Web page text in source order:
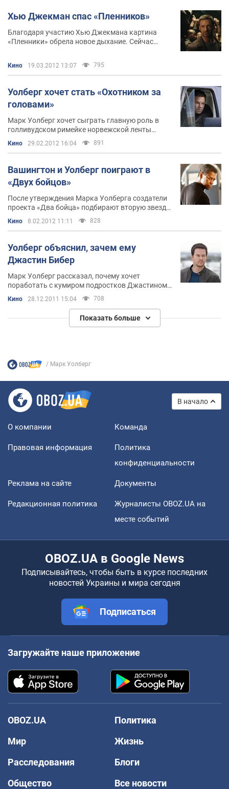
Хью Джекман спас «Пленников»
Благодаря участию Хью Джекмана картина
«Пленники» обрела новое дыхание. Сейчас
Кино 19.03.2012 13:07 795
Уолберг хочет стать «Охотником за
головами»
Марк Уолберг хочет сыграть главную роль в
голливудском римейке норвежской ленты
«Охотники за головами»
Кино 29.02.2012 16:04 891
Вашингтон и Уолберг поиграют в
«Двух бойцов»
После утверждения Марка Уолберга создатели
проекта «Два бойца» подбирают вторую звезду.
Сейчас переговоры ведет Дензел Вашингтон
Кино 8.02.2012 11:11 828
Уолберг объяснил, зачем ему
Джастин Бибер
Марк Уолберг рассказал, почему хочет
поработать с кумиром подростков Джастином
Кино 28.12.2011 15:04 708
Показать больше
Марк Уолберг
В начало
О компании Команда
Правовая информация
Политика
конфиденциальности
Реклама на сайте Документы
Редакционная политика
Журналисты OBOZ.UA на
месте событий
OBOZ.UA в Google News
Подписывайтесь, чтобы быть в курсе последних
новостей Украины и мира сегодня
Подписаться
Загружайте наше приложение
OBOZ.UA
Политика
Мир
Жизнь
Расследования
Блоги
Общество
Все новости